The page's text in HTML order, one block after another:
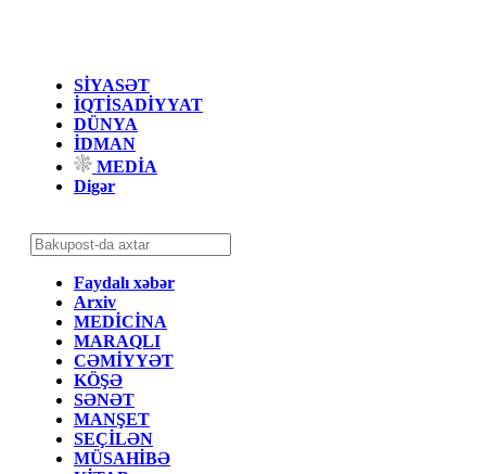
SİYASƏT
İQTİSADİYYAT
DÜNYA
İDMAN
MEDİA
Digər
Faydalı xəbər
Arxiv
MEDİCİNA
MARAQLI
CƏMİYYƏT
KÖŞƏ
SƏNƏT
MANŞET
SEÇİLƏN
MÜSAHİBƏ